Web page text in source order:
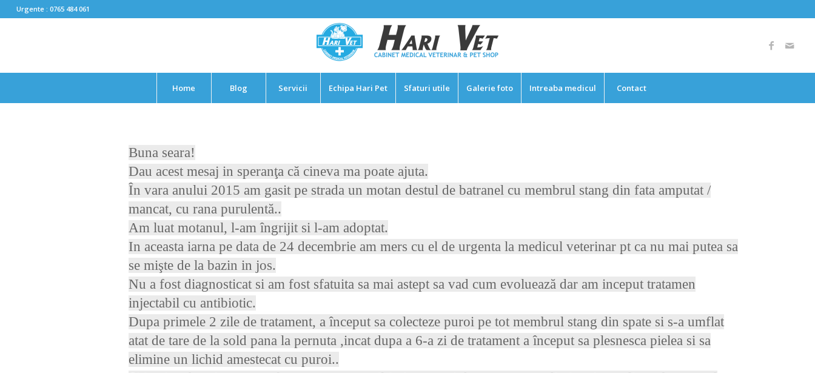
Urgente : 0765 484 061
Home Blog Servicii Echipa Hari Pet Sfaturi utile Galerie foto Intreaba medicul Contact
Buna seara!
Dau acest mesaj in speranţa că cineva ma poate ajuta.
În vara anului 2015 am gasit pe strada un motan destul de batranel cu membrul stang din fata amputat /
mancat, cu rana purulentă..
Am luat motanul, l-am îngrijit si l-am adoptat.
In aceasta iarna pe data de 24 decembrie am mers cu el de urgenta la medicul veterinar pt ca nu mai putea sa
se mişte de la bazin in jos.
Nu a fost diagnosticat si am fost sfatuita sa mai astept sa vad cum evoluează dar am inceput tratamen
injectabil cu antibiotic.
Dupa primele 2 zile de tratament, a început sa colecteze puroi pe tot membrul stang din spate si s-a umflat
atat de tare de la sold pana la pernuta ,incat dupa a 6-a zi de tratament a început sa plesnesca pielea si sa
elimine un lichid amestecat cu puroi..